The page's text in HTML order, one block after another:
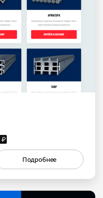
₽
Подробнее